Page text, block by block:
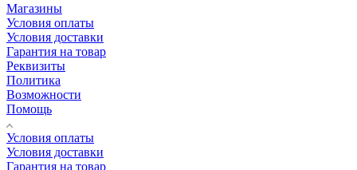
Магазины
Условия оплаты
Условия доставки
Гарантия на товар
Реквизиты
Политика
Возможности
Помощь
Условия оплаты
Условия доставки
Гарантия на товар